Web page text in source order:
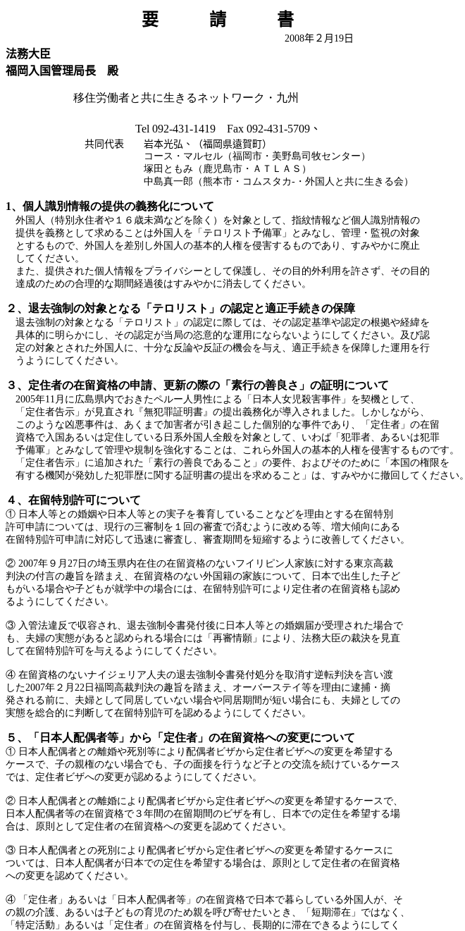
要 請 書
2008年２月 19 日
法務大臣
福岡入国管理局長 殿
移住労働者と共に生きるネットワーク・九州
Tel 092-431-1419 Fax 092-431-5709 、
共同代表 岩本光弘、（福岡県遠賀町）
コース・マルセル（福岡市 ・美野島司牧センター）
塚田ともみ（ 鹿児島市 ・ＡＴＬＡＳ）
中島真一郎（熊本市 ・コムスタカ-・外国人と共に生きる会）
1、個人識別情報の提供の義務化について
外国人（特別永住者や１６歳未満などを除く）を対象として、指紋情報など個人識別情報の
提供を義務として求めることは外国人を「テロリスト予備軍」とみなし、管理・監視の対象
とするもので、外国人を差別し外国人の基本的人権を侵害するものであり、すみやかに廃止
してください。
また、提供された個人情報をプライバシーとして保護し、その目的外利用を許さず、その目的
達成のための合理的な期間経過後はすみやかに消去してください。
２、退去強制の対象となる「テロリスト」の認定と適正手続きの保障
退去強制の対象となる「テロリスト」の認定に際しては、その認定基準や認定の根拠や経緯を
具体的に明らかにし、その認定が当局の恣意的な運用にならないようにしてください。及び認
定の対象とされた外国人に、十分な反論や反証の機会を与え、適正手続きを保障した運用を行
うようにしてください。
３、定住者の在留資格の申請、更新の際の「素行の善良さ」の証明について
2005年11月に広島県内でおきたペルー人男性による「日本人女児殺害事件」を契機として、
「定住者告示」が見直され『無犯罪証明書』の提出義務化が導入されました。しかしながら、
このような凶悪事件は、あくまで加害者が引き起こした個別的な事件であり、「定住者」の在留
資格で入国あるいは定住している日系外国人全般を対象として、いわば「犯罪者、あるいは犯罪
予備軍」とみなして管理や規制を強化することは、これら外国人の基本的人権を侵害するものです。
「定住者告示」に追加された「素行の善良であること」の要件、およびそのために「本国の権限を
有する機関が発効した犯罪歴に関する証明書の提出を求めること」は、すみやかに撤回してください。
４、在留特別許可について
① 日本人等との婚姻や日本人等との実子を養育していることなどを理由とする在留特別
許可申請については、現行の三審制を１回の審査で済むように改める等、増大傾向にある
在留特別許可申請に対応して迅速に審査し、審査期間を短縮するように改善してください。
② 2007年９月27日の埼玉県内在住の在留資格のないフイリピン人家族に対する東京高裁
判決の付言の趣旨を踏まえ、在留資格のない外国籍の家族について、日本で出生した子ど
もがいる場合や子どもが就学中の場合には、在留特別許可により定住者の在留資格も認め
るようにしてください。
③ 入管法違反で収容され、退去強制令書発付後に日本人等との婚姻届が受理された場合で
も、夫婦の実態があると認められる場合には「再審情願」により、法務大臣の裁決を見直
して在留特別許可を与えるようにしてください。
④ 在留資格のないナイジェリア人夫の退去強制令書発付処分を取消す逆転判決を言い渡
した2007年２月22日福岡高裁判決の趣旨を踏まえ、オーバーステイ等を理由に逮捕・摘
発される前に、夫婦として同居していない場合や同居期間が短い場合にも、夫婦としての
実態を総合的に判断して在留特別許可を認めるようにしてください。
５、「日本人配偶者等」から「定住者」の在留資格への変更について
① 日本人配偶者との離婚や死別等により配偶者ビザから定住者ビザへの変更を希望する
ケースで、子の親権のない場合でも、子の面接を行うなど子との交流を続けているケース
では、定住者ビザへの変更が認めるようにしてください。
② 日本人配偶者との離婚により配偶者ビザから定住者ビザへの変更を希望するケースで、
日本人配偶者等の在留資格で３年間の在留期間のビザを有し、日本での定住を希望する場
合は、原則として定住者の在留資格への変更を認めてください。
③ 日本人配偶者との死別により配偶者ビザから定住者ビザへの変更を希望するケースに
ついては、日本人配偶者が日本での定住を希望する場合は、原則として定住者の在留資格
への変更を認めてください。
④ 「定住者」あるいは「日本人配偶者等」の在留資格で日本で暮らしている外国人が、そ
の親の介護、あるいは子どもの育児のため親を呼び寄せたいとき、「短期滞在」ではなく、
「特定活動」あるいは「定住者」の在留資格を付与し、長期的に滞在できるようにしてく